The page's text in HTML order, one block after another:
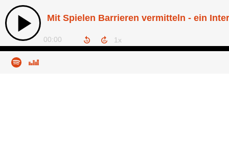
Mit Spielen Barrieren vermitteln - ein
00:00